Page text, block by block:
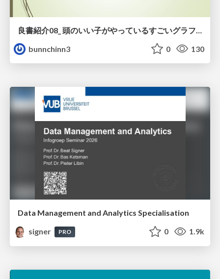
bunnchinn3
0 130
Data Management and Analytics Specialisation
signer
PRO 0 1.9k